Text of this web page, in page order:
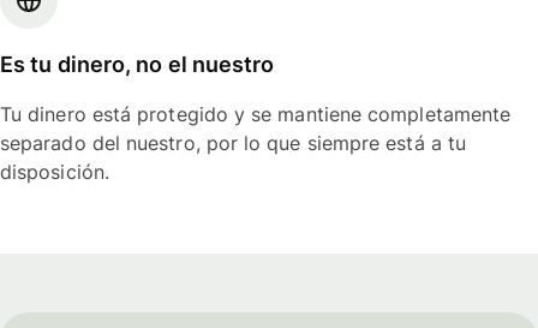
Es tu dinero, no el nuestro
Tu dinero está protegido y se mantiene completamente
separado del nuestro, por lo que siempre está a tu
disposición.